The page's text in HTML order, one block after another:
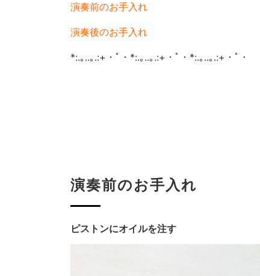
演奏前のお手入れ
演奏後のお手入れ
*:.｡..｡.:+・ﾟ・*:.｡..｡.:+・ﾟ・*:.｡..｡.:+・ﾟ・
演奏前のお手入れ
ピストンにオイルを注す